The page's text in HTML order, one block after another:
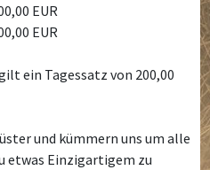
EUR
EUR
ein Tagessatz von 200,00
und kümmern uns um alle
etwas Einzigartigem zu